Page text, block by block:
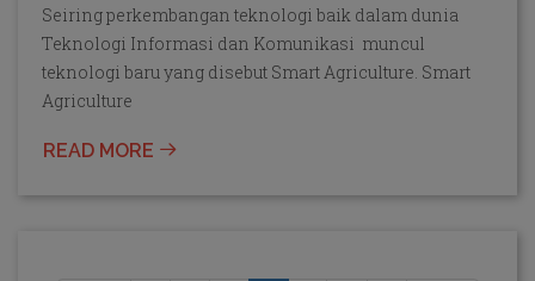
Seiring perkembangan teknologi baik dalam dunia
Teknologi Informasi dan Komunikasi muncul
teknologi baru yang disebut Smart Agriculture. Smart
Agriculture
READ MORE